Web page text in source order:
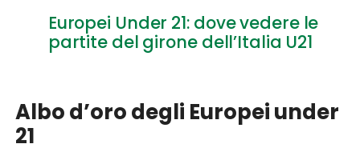
Europei Under 21: dove vedere le
partite del girone dell’Italia U21
Albo d’oro degli Europei under
21